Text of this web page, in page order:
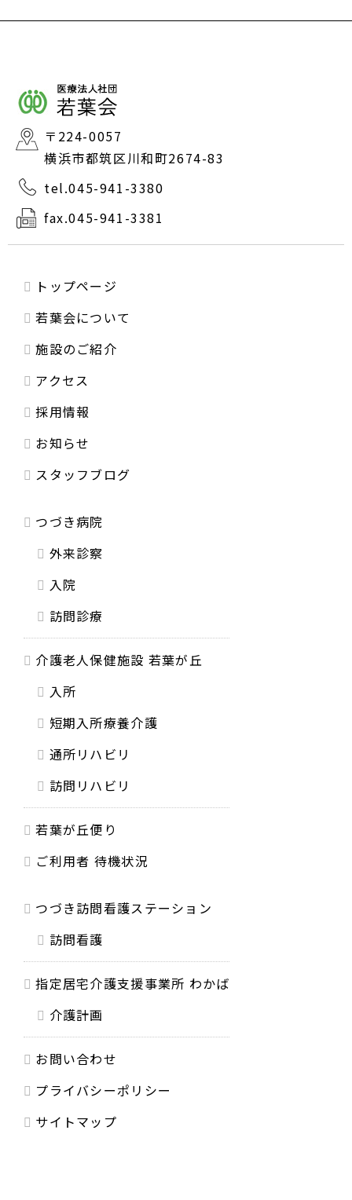
〒224-0057
横浜市都筑区川和町2674-83
tel.045-941-3380
fax.045-941-3381
トップページ
若葉会について
施設のご紹介
アクセス
採用情報
お知らせ
スタッフブログ
つづき病院
外来診察
入院
訪問診療
介護老人保健施設 若葉が丘
入所
短期入所療養介護
通所リハビリ
訪問リハビリ
若葉が丘便り
ご利用者 待機状況
つづき訪問看護ステーション
訪問看護
指定居宅介護支援事業所 わかば
介護計画
お問い合わせ
プライバシーポリシー
サイトマップ